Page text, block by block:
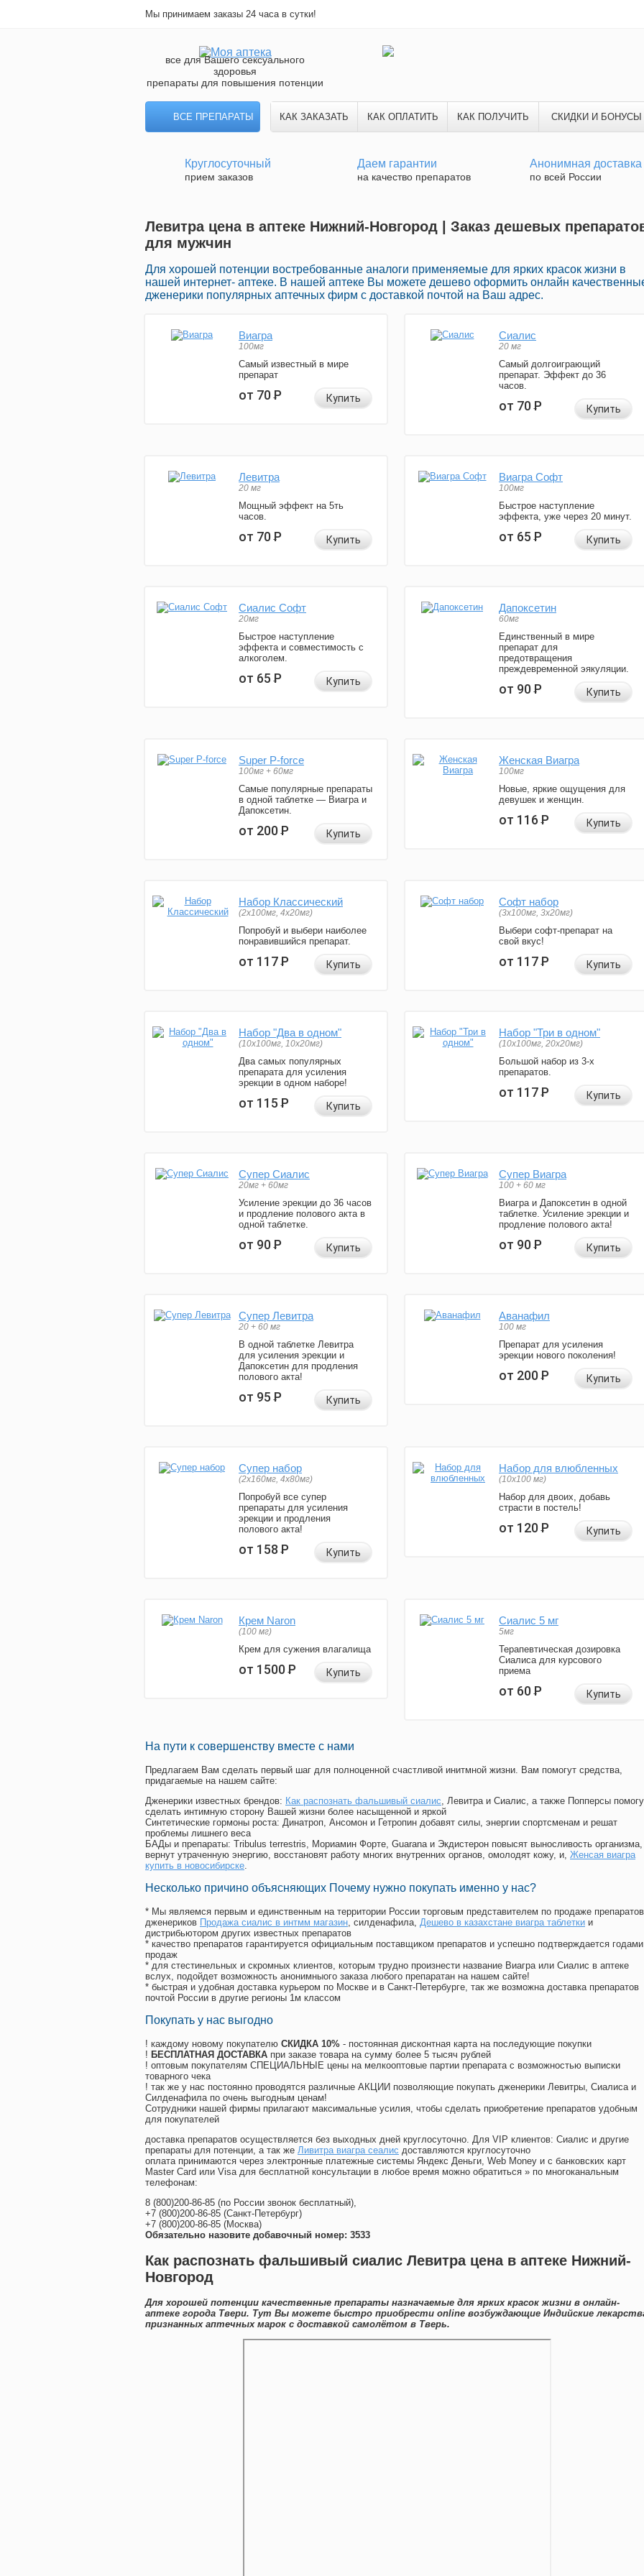
Мы принимаем заказы 24 часа в сутки!
все для Вашего сексуального
здоровья
препараты для повышения потенции
ВСЕ ПРЕПАРАТЫ КАК ЗАКАЗАТЬ КАК ОПЛАТИТЬ КАК ПОЛУЧИТЬ СКИДКИ И БОНУСЫ
Круглосуточный
прием заказов
Даем гарантии
на качество препаратов
Анонимная доставка
по всей России
Левитра цена в аптеке Нижний-Новгород | Заказ дешевых
для мужчин
Для хорошей потенции востребованные аналоги применяемые для ярких красок жизни в
нашей интернет- аптеке. В нашей аптеке Вы можете дешево оформить онлайн
дженерики популярных аптечных фирм с доставкой почтой на Ваш адрес.
Виагра
100мг
Самый известный в мире
препарат
от 70Р Купить
Сиалис
20 мг
Самый долгоиграющий
препарат. Эффект до 36
часов.
от 70Р Купить
Левитра
20 мг
Мощный эффект на 5ть
часов.
от 70Р Купить
Виагра Софт
100мг
Быстрое наступление
эффекта, уже через 20 минут.
от 65Р Купить
Сиалис Софт
20мг
Быстрое наступление
эффекта и совместимость с
алкоголем.
от 65Р Купить
Дапоксетин
60мг
Единственный в мире
препарат для
предотвращения
преждевременной эякуляции.
от 90Р Купить
Super P-force
100мг + 60мг
Самые популярные препараты
в одной таблетке — Виагра и
Дапоксетин.
от 200Р Купить
Женская Виагра
100мг
Новые, яркие ощущения для
девушек и женщин.
от 116Р Купить
Набор Классический
(2x100мг, 4x20мг)
Попробуй и выбери наиболее
понравившийся препарат.
от 117Р Купить
Софт набор
(3x100мг, 3x20мг)
Выбери софт-препарат на
свой вкус!
от 117Р Купить
Набор "Два в одном"
(10x100мг, 10x20мг)
Два самых популярных
препарата для усиления
эрекции в одном наборе!
от 115Р Купить
Набор "Три в одном"
(10x100мг, 20x20мг)
Большой набор из 3-х
препаратов.
от 117Р Купить
Супер Сиалис
20мг + 60мг
Усиление эрекции до 36 часов
и продление полового акта в
одной таблетке.
от 90Р Купить
Супер Виагра
100 + 60 мг
Виагра и Дапоксетин в одной
таблетке. Усиление эрекции и
продление полового акта!
от 90Р Купить
Супер Левитра
20 + 60 мг
В одной таблетке Левитра
для усиления эрекции и
Дапоксетин для продления
полового акта!
от 95Р Купить
Аванафил
100 мг
Препарат для усиления
эрекции нового поколения!
от 200Р Купить
Супер набор
(2х160мг, 4х80мг)
Попробуй все супер
препараты для усиления
эрекции и продления
полового акта!
от 158Р Купить
Набор для влюбленных
(10х100 мг)
Набор для двоих, добавь
страсти в постель!
от 120Р Купить
Крем Naron
(100 мг)
Крем для сужения влагалища
от 1500Р Купить
Сиалис 5 мг
5мг
Терапевтическая дозировка
Сиалиса для курсового
приема
от 60Р Купить
На пути к совершенству вместе с нами
Предлагаем Вам сделать первый шаг для полноценной счастливой инитмной жизни. Вам помогут средства,
придагаемые на нашем сайте:
Дженерики известных брендов: Как распознать фальшивый сиалис, Левитра и Сиалис, а также Попперсы
сделать интимную сторону Вашей жизни более насыщенной и яркой
Синтетические гормоны роста: Динатроп, Ансомон и Гетропин добавят силы, энергии спортсменам и решат
проблемы лишнего веса
БАДы и препараты: Tribulus terrestris, Мориамин Форте, Guarana и Экдистерон повысят выносливость организма,
вернут утраченную энергию, восстановят работу многих внутренних органов, омолодят кожу, и, Женсая виагра
купить в новосибирске.
Несколько причино объясняющих Почему нужно покупать именно у нас?
* Мы являемся первым и единственным на территории России торговым представителем по продаже препаратов
дженериков Продажа сиалис в интмм магазин, силденафила, Дешево в казахстане виагра таблетки и
дистрибьютором других известных препаратов
* качество препаратов гарантируется официальным поставщиком препаратов и успешно подтверждается годами
продаж
* для стестинельных и скромных клиентов, которым трудно произнести название Виагра или Сиалис в аптеке
вслух, подойдет возможность анонимныого заказа любого препаратан на нашем сайте!
* быстрая и удобная доставка курьером по Москве и в Санкт-Петербурге, так же возможна доставка препаратов
почтой России в другие регионы 1м классом
Покупать у нас выгодно
! каждому новому покупателю СКИДКА 10% - постоянная дисконтная карта на последующие покупки
! БЕСПЛАТНАЯ ДОСТАВКА при заказе товара на сумму более 5 тысяч рублей
! оптовым покупателям СПЕЦИАЛЬНЫЕ цены на мелкооптовые партии препарата с возможностью выписки
товарного чека
! так же у нас постоянно проводятся различные АКЦИИ позволяющие покупать дженерики Левитры, Сиалиса и
Силденафила по очень выгодным ценам!
Cотрудники нашей фирмы прилагают максимальные усилия, чтобы сделать приобретение препаратов удобным
для покупателей
доставка препаратов осуществляется без выходных дней круглосуточно. Для VIP клиентов: Сиалис и другие
препараты для потенции, а так же Ливитра виагра сеалис доставляются круглосуточно
оплата принимаются через электронные платежные системы Яндекс Деньги, Web Money и с банковских карт
Master Card или Visa для бесплатной консультации в любое время можно обратиться » по многоканальным
телефонам:
8 (800)200-86-85 (по России звонок бесплатный),
+7 (800)200-86-85 (Санкт-Петербург)
+7 (800)200-86-85 (Москва)
Обязательно назовите добавочный номер: 3533
Как распознать фальшивый сиалис Левитра цена в аптеке Нижний-
Новгород
Для хорошей потенции качественные препараты назначаемые для ярких красок жизни в онлайн-
аптеке города Твери. Тут Вы можете быстро приобрести online возбуждающие Индийские
признанных аптечных марок с доставкой самолётом в Тверь.